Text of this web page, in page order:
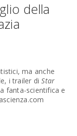
della
ma anche
i trailer diStar
fanta-scientifica e